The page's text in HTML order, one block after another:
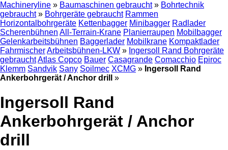
Machineryline » Baumaschinen gebraucht » Bohrtechnik
gebraucht » Bohrgeräte gebraucht Rammen
Horizontalbohrgeräte Kettenbagger Minibagger Radlader
Scherenbühnen All-Terrain-Krane Planierraupen Mobilbagger
Gelenkarbeitsbühnen Baggerlader Mobilkrane Kompaktlader
FahrmischerArbeitsbühnen-LKW » Ingersoll Rand Bohrgeräte
gebrauchtAtlas Copco Bauer Casagrande Comacchio Epiroc
Klemm Sandvik Sany Soilmec XCMG » Ingersoll Rand
Ankerbohrgerät / Anchor drill
»
Ingersoll Rand
Ankerbohrgerät / Anchor
drill